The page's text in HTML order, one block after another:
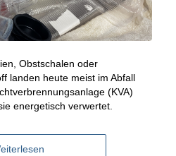
Obstschalen oder
landen heute meist im Abfall
(KVA)
energetisch verwertet.